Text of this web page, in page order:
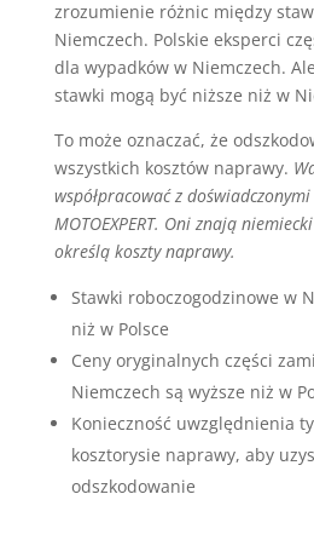
zrozumienie różnic między
Niemczech. Polskie eksperci
dla wypadków w Niemczech.
stawki mogą być niższe niż w
To może oznaczać, że
wszystkich kosztów naprawy.
współpracować z
MOTOEXPERT. Oni znają
określą koszty naprawy.
Stawki roboczogodzinowe w
niż w Polsce
Ceny oryginalnych części
Niemczech są wyższe niż w
Konieczność uwzględnienia
kosztorysie naprawy, aby
odszkodowanie